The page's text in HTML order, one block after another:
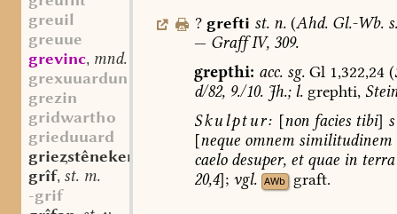
greuil
greuue
grevinc, mnd. st. m.
grexuuardun
grezin
gridwartho
grieduuard
griestêneken
mfrk. st. n.
grîf, st. m.
-grif
? grefti st. n. (Ahd. Gl.-Wb.
— GraffIV, 309.
grepthi: acc.sg.Gl1,322,24(
d/82, 9./10.Jh.;l.grephti,
Skulptur: [nonfaciestibi]
[nequeomnem similitudinem
caelodesuper,etquaeinterra
20,4]; vgl. AWb graft.